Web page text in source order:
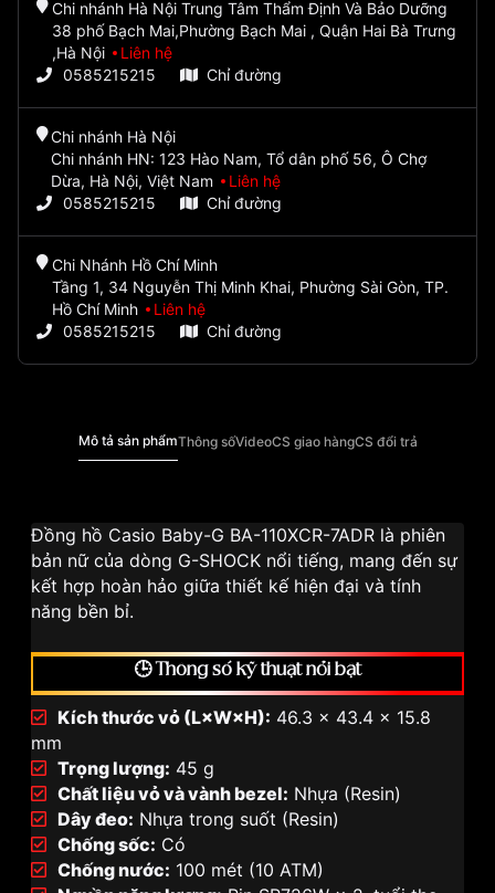
Chi nhánh Hà Nội Trung Tâm Thẩm Định Và Bảo Dưỡng
38 phố Bạch Mai,Phường Bạch Mai , Quận Hai Bà Trưng
,Hà Nội
Liên hệ
0585215215
Chỉ đường
Chi nhánh Hà Nội
Chi nhánh HN: 123 Hào Nam, Tổ dân phố 56, Ô Chợ
Dừa, Hà Nội, Việt Nam
Liên hệ
0585215215
Chỉ đường
Chi Nhánh Hồ Chí Minh
Tầng 1, 34 Nguyễn Thị Minh Khai, Phường Sài Gòn, TP.
Hồ Chí Minh
Liên hệ
0585215215
Chỉ đường
Mô tả sản phẩmThông sốVideoCS giao hàngCS đổi trả
Đồng hồ Casio Baby-G BA-110XCR-7ADR là phiên
bản nữ của dòng G-SHOCK nổi tiếng, mang đến sự
kết hợp hoàn hảo giữa thiết kế hiện đại và tính
năng bền bỉ.
🕒 Thông số kỹ thuật nổi bật
Kích thước vỏ (L×W×H): 46.3 × 43.4 × 15.8
mm
Trọng lượng: 45 g
Chất liệu vỏ và vành bezel: Nhựa (Resin)
Dây đeo: Nhựa trong suốt (Resin)
Chống sốc: Có
Chống nước: 100 mét (10 ATM)